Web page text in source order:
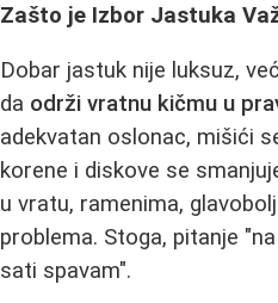
Zašto je Izbor Jastuka
Dobar jastuk nije luksuz,
da održi vratnu kičmu u
adekvatan oslonac, mišići
korene i diskove se
u vratu, ramenima,
problema. Stoga, pitanje
sati spavam".